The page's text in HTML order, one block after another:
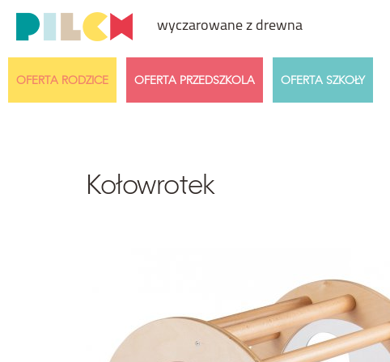
wyczarowane z drewna
Przedział cenowy Wiek dziecka
OFERTA RODZICE OFERTA PRZEDSZKOLA OFERTA SZKOŁY
Kołowrotek